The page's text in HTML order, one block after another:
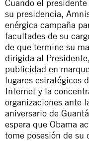
Cuando el
su presidencia,
enérgica campaña
facultades de su
de que termine su
dirigida al
publicidad en
lugares estratégicos
Internet y la
organizaciones ante
aniversario de
espera que Obama
tome posesión de su